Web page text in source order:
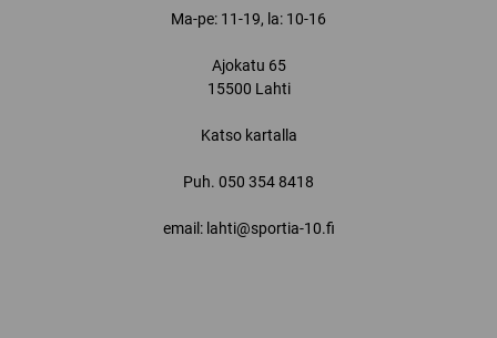
Ma-pe: 11-19, la: 10-16
Ajokatu 65
15500 Lahti
Katso kartalla
Puh. 050 354 8418
email: lahti@sportia-10.fi